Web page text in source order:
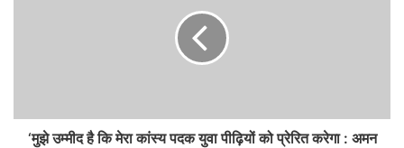
‘मुझे उम्मीद है कि मेरा कांस्य पदक युवा पीढ़ियों को प्रेरित करेगा : अमन